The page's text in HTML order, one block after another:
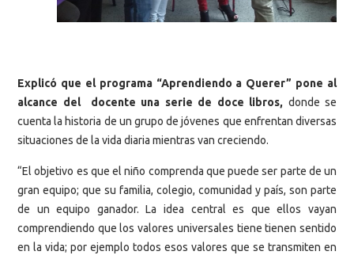
Explicó que el programa “Aprendiendo a Querer” pone al
alcance del docente una serie de doce libros, donde se
cuenta la historia de un grupo de jóvenes que enfrentan diversas
situaciones de la vida diaria mientras van creciendo.
“El objetivo es que el niño comprenda que puede ser parte de un
gran equipo; que su familia, colegio, comunidad y país, son parte
de un equipo ganador. La idea central es que ellos vayan
comprendiendo que los valores universales tiene tienen sentido
en la vida; por ejemplo todos esos valores que se transmiten en